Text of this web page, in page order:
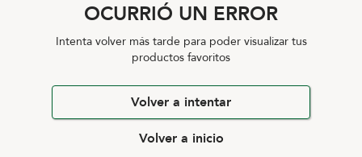
OCURRIÓ UN ERROR
Intenta volver más tarde para poder visualizar tus
productos favoritos
Volver a intentar
Volver a inicio